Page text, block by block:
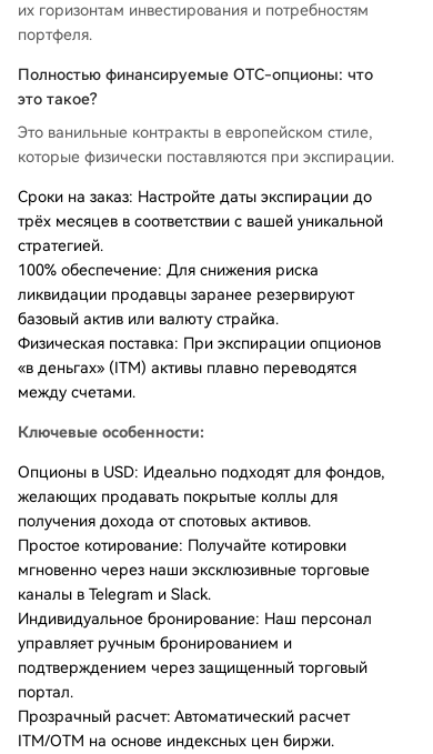
их горизонтам инвестирования и потребностям
портфеля.
Полностью финансируемые OTC-опционы: что
это такое?
Это ванильные контракты в европейском стиле,
которые физически поставляются при экспирации.
Сроки на заказ: Настройте даты экспирации до
трёх месяцев в соответствии с вашей уникальной
стратегией.
100% обеспечение: Для снижения риска
ликвидации продавцы заранее резервируют
базовый актив или валюту страйка.
Физическая поставка: При экспирации опционов
«в деньгах» (ITM) активы плавно переводятся
между счетами.
Ключевые особенности:
Опционы в USD: Идеально подходят для фондов,
желающих продавать покрытые коллы для
получения дохода от спотовых активов.
Простое котирование: Получайте котировки
мгновенно через наши эксклюзивные торговые
каналы в Telegram и Slack.
Индивидуальное бронирование: Наш персонал
управляет ручным бронированием и
подтверждением через защищенный торговый
портал.
Прозрачный расчет: Автоматический расчет
ITM/OTM на основе индексных цен биржи.